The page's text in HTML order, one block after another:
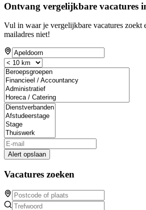
Ontvang vergelijkbare vacatures
Vul in waar je vergelijkbare vacatures zoekt
mailadres niet!
Alert opslaan
Vacatures zoeken